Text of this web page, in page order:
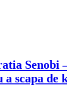
Senobi
a scapa de